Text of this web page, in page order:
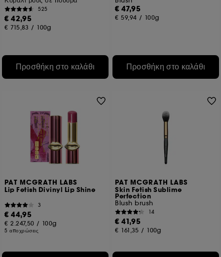
525
€ 42,95
€ 715,83 / 100g
Προσθήκη στο καλάθι
€ 47,95
€ 59,94 / 100g
Προσθήκη στο καλάθι
PAT MCGRATH LABS
Lip Fetish Divinyl Lip Shine
3
€ 44,95
€ 2.247,50 / 100g
5 αποχρώσεις
PAT MCGRATH LABS
Skin Fetish Sublime
Perfection
Blush brush
14
€ 41,95
€ 161,35 / 100g